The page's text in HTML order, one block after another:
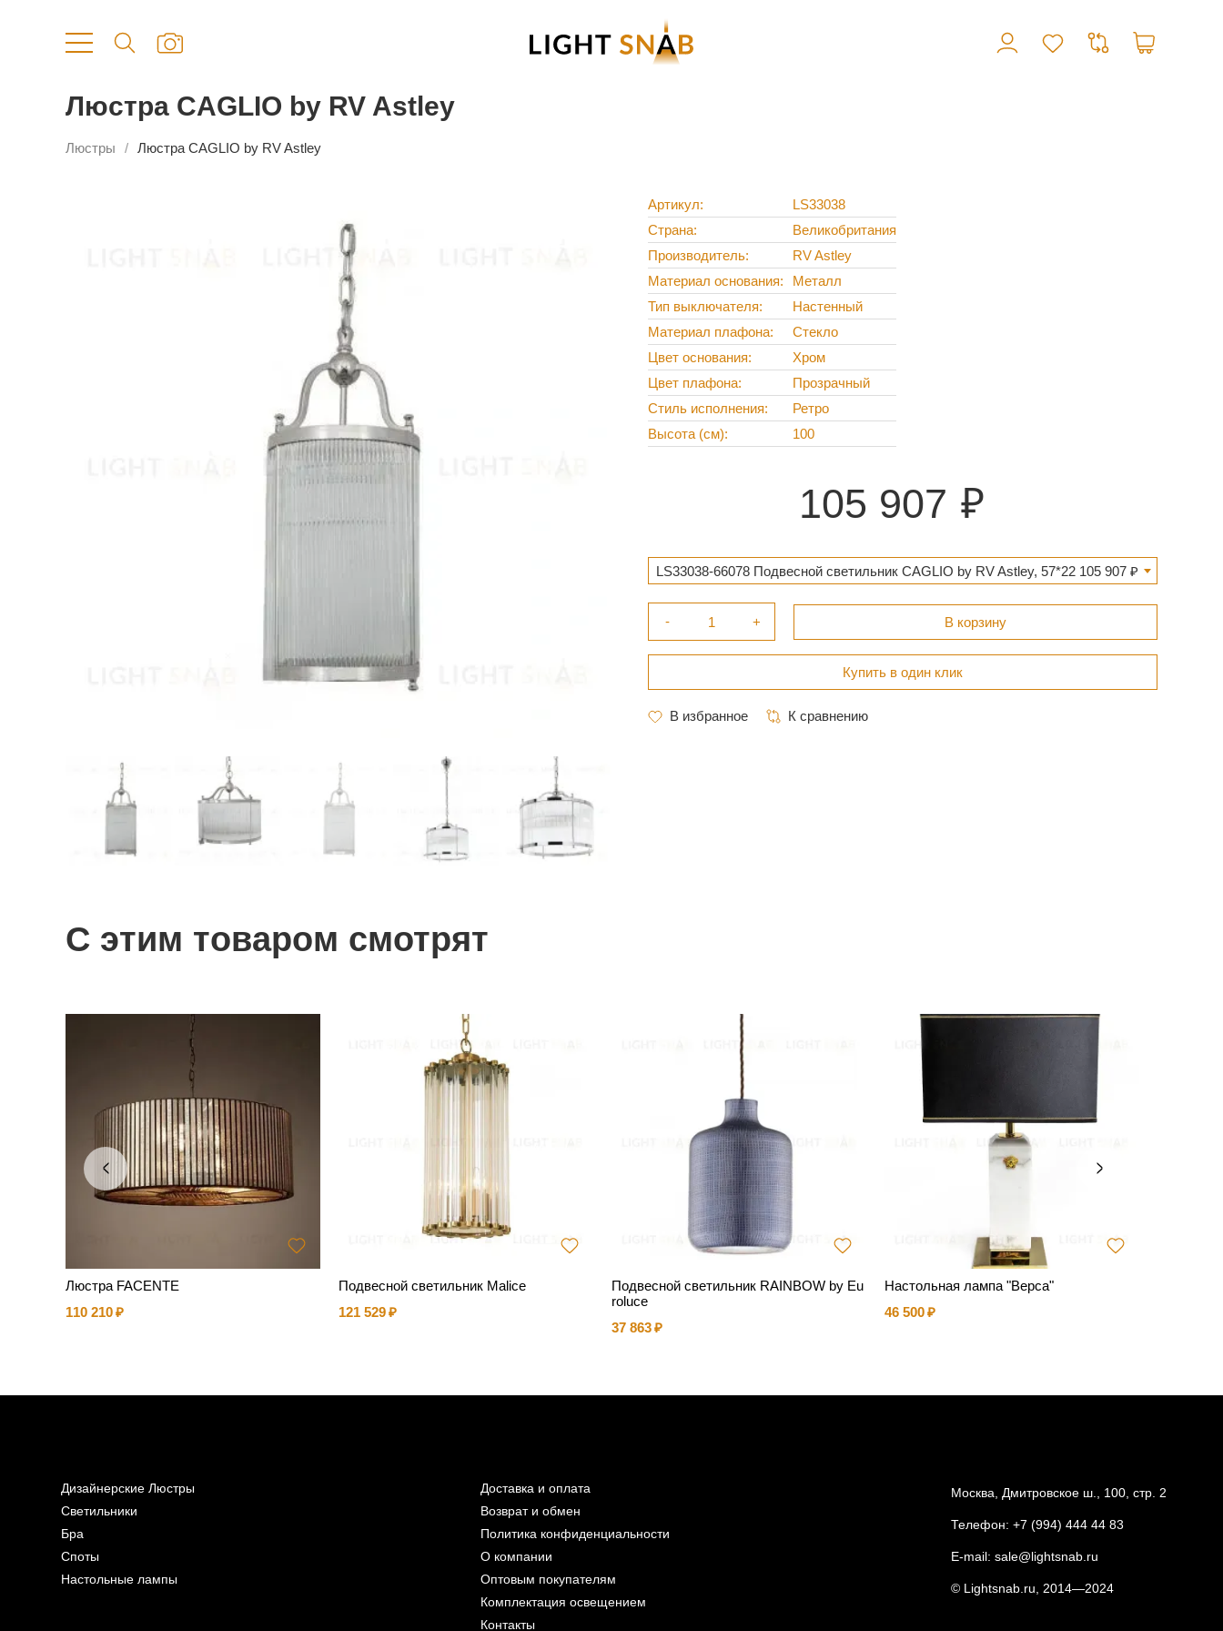
Люстра CAGLIO by RV Astley
Люстры Люстра CAGLIO by RV Astley
Артикул
LS33038
Страна
Великобритания
Производитель
RV Astley
Материал основания
Металл
Тип выключателя
Настенный
Материал плафона
Стекло
Цвет основания
Хром
Цвет плафона
Прозрачный
Стиль исполнения
Ретро
Высота (см)
100
105 907
LS33038-66078 Подвесной светильник CAGLIO by RV Astley, 57*22 105 907 ₽
С этим товаром смотрят
Люстра FACENTE
110 210
Подвесной светильник Malice
121 529
Подвесной светильник RAINBOW by Eu
roluce
37 863
Настольная лампа "Верса"
46 500
Дизайнерские Люстры
Светильники
Бра
Споты
Настольные лампы
Доставка и оплата
Возврат и обмен
Политика конфиденциальности
О компании
Оптовым покупателям
Комплектация освещением
Контакты
Москва, Дмитровское ш., 100, стр. 2
Телефон: +7 (994) 444 44 83
E-mail: sale@lightsnab.ru
© Lightsnab.ru, 2014—2024